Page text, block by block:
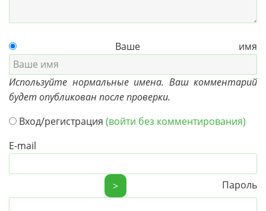
Ваше имя
Используйте нормальные имена. Ваш комментарий
будет опубликован после проверки.
Вход/регистрация (войти без комментирования)
E-mail
> Пароль